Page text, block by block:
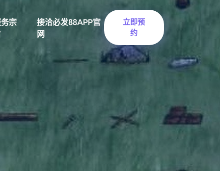
宗
接洽必发88APP官
网
立即预
约